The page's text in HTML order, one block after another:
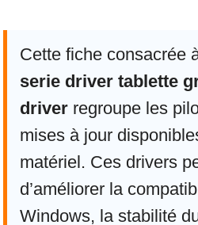
Cette fiche consacrée
serie driver tablette
driver regroupe les
mises à jour
matériel. Ces drivers
d’améliorer la
Windows, la stabilité